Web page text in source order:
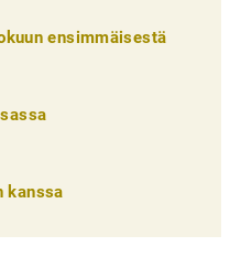
ensimmäisestä
kanssa